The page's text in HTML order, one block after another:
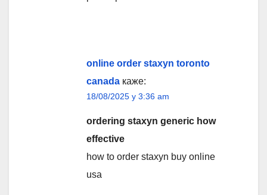
online order staxyn toronto
canada каже:
18/08/2025 у 3:36 am
ordering staxyn generic how
effective
how to order staxyn buy online
usa